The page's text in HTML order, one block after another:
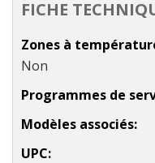
FICHE
Zones à
Non
Programmes de
Modèles associés
UPC